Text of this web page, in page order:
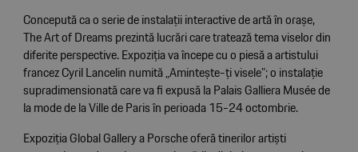
Concepută ca o serie de instalații interactive de artă în orașe,
The Art of Dreams prezintă lucrări care tratează tema viselor din
diferite perspective. Expoziția va începe cu o piesă a artistului
francez Cyril Lancelin numită „Amintește-ți visele”; o instalație
supradimensionată care va fi expusă la Palais Galliera Musée de
la mode de la Ville de Paris în perioada 15-24 octombrie.
Expoziția Global Gallery a Porsche oferă tinerilor artiști